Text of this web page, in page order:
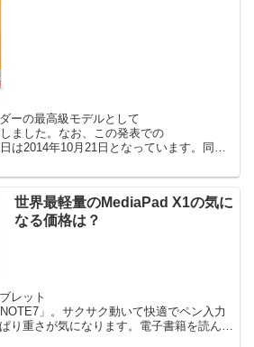
ーの最高級モデルとして
ました。なお、この発表での
は2014年10月21日となっています。同時
世界最軽量のMediaPad X1の気に
なる価格は？
レット
」。サクサク動いて快適でペン入力
り重さが気になります。電子書籍を読んだ